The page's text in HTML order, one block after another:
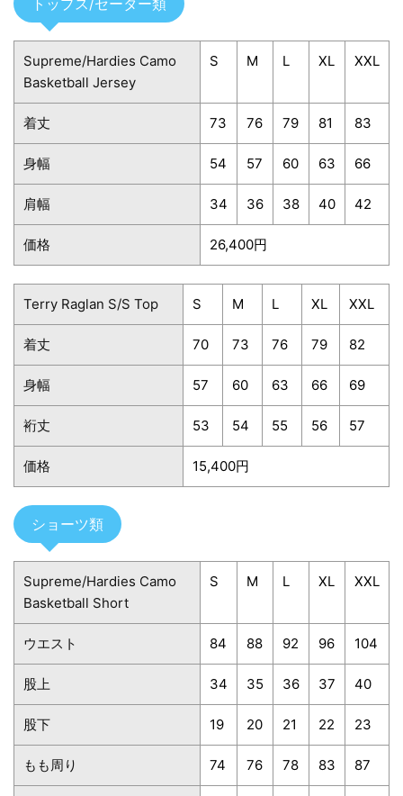
トップス/セーター類
Supreme/Hardies Camo
Basketball Jersey
S M L XL XXL
着丈 73 76 79 81 83
身幅 54 57 60 63 66
肩幅 34 36 38 40 42
価格 26,400円
Terry Raglan S/S Top S M L XL XXL
着丈 70 73 76 79 82
身幅 57 60 63 66 69
裄丈 53 54 55 56 57
価格 15,400円
ショーツ類
Supreme/Hardies Camo
Basketball Short
S M L XL XXL
ウエスト 84 88 92 96 104
股上 34 35 36 37 40
股下 19 20 21 22 23
もも周り 74 76 78 83 87